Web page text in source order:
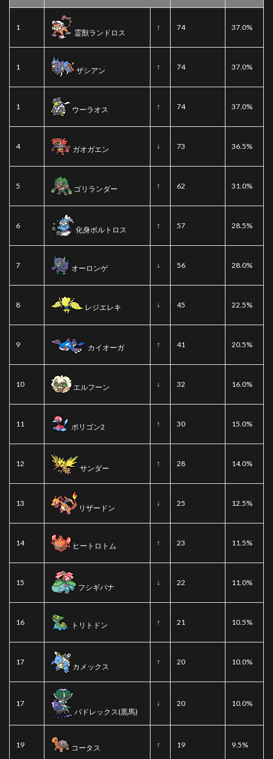
1
霊獣ランドロス
↑ 74 37.0%
1 ザシアン ↑ 74 37.0%
1 ウーラオス ↑ 74 37.0%
4 ガオガエン ↓ 73 36.5%
5 ゴリランダー ↑ 62 31.0%
6 化身ボルトロス ↑ 57 28.5%
7 オーロンゲ ↓ 56 28.0%
8 レジエレキ ↓ 45 22.5%
9 カイオーガ ↑ 41 20.5%
10 エルフーン ↓ 32 16.0%
11 ポリゴン2 ↑ 30 15.0%
12
サンダー
↑ 28 14.0%
13
リザードン
↓ 25 12.5%
14 ヒートロトム ↑ 23 11.5%
15
フシギバナ
↓ 22 11.0%
16 トリトドン ↑ 21 10.5%
17
カメックス
↑ 20 10.0%
17
バドレックス(黒馬)
↓ 20 10.0%
19 コータス ↑ 19 9.5%